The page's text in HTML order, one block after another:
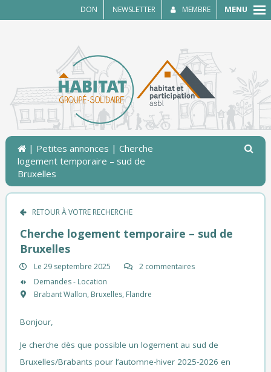
DON NEWSLETTER MEMBRE MENU
| Petites annonces | Cherche
logement temporaire – sud de
Bruxelles
RETOUR À VOTRE RECHERCHE
Cherche logement temporaire – sud de
Bruxelles
Le 29 septembre 2025
2 commentaires
Demandes - Location
Brabant Wallon, Bruxelles, Flandre
Bonjour,
Je cherche dès que possible un logement au sud de
Bruxelles/Brabants pour l’automne-hiver 2025-2026 en